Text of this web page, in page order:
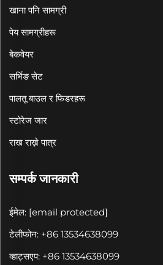
खाना पनि सामग्री
पेय सामग्रीहरू
बेकवेयर
सर्भिङ सेट
पालतू बाउल र फिडरहरू
स्टोरेज जार
राख राख्ने पात्र
सम्पर्क जानकारी
ईमेल: [email protected]
टेलीफोन: +86 13534638099
व्हाट्सएप: +86 13534638099